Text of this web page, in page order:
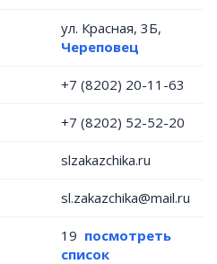
ул. Красная, 3Б,
Череповец
+7 (8202) 20-11-63
+7 (8202) 52-52-20
slzakazchika.ru
sl.zakazchika@mail.ru
19 посмотреть
список